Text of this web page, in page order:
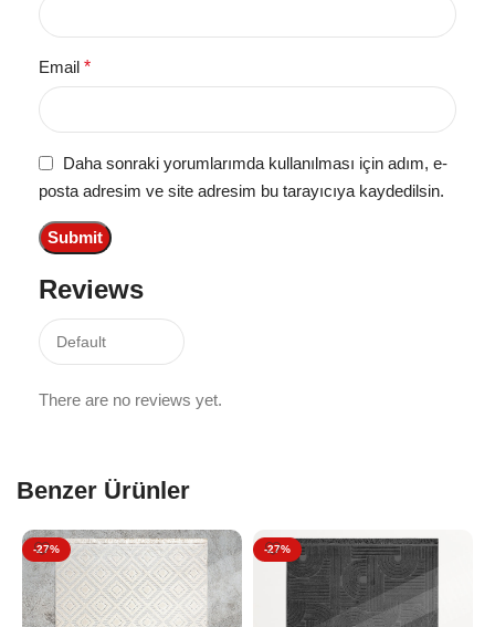
Reviews
There are no reviews yet.
Email *
Daha sonraki yorumlarımda kullanılması için adım, e-
posta adresim ve site adresim bu tarayıcıya kaydedilsin.
Benzer Ürünler
-27% -27%